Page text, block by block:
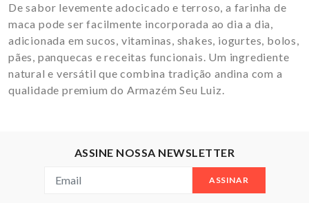
De sabor levemente adocicado e terroso, a farinha de
maca pode ser facilmente incorporada ao dia a dia,
adicionada em sucos, vitaminas, shakes, iogurtes, bolos,
pães, panquecas e receitas funcionais. Um ingrediente
natural e versátil que combina tradição andina com a
qualidade premium do Armazém Seu Luiz.
ASSINE NOSSA NEWSLETTER
ASSINAR